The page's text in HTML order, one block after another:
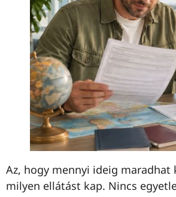
Az, hogy mennyi ideig
milyen ellátást kap. Nincs